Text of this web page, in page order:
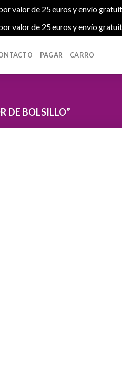
valor de 25 euros y envío
valor de 25 euros y envío
PAGAR CARRO
DE BOLSILLO”